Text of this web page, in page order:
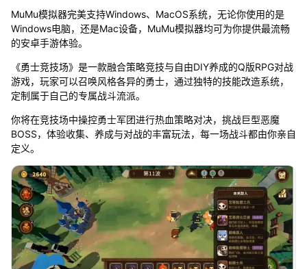
MuMu模拟器完美支持Windows、MacOS系统，无论你使用的是
Windows电脑，还是Mac设备，MuMu模拟器均可为你提供最流畅
的安卓手游体验。
《勇士竞技场》是一款融合策略竞技与自由DIY养成的Q版RPG对战
游戏，玩家可以召唤风格各异的勇士，通过独特的技能改造系统，
定制属于自己的专属战斗流派。
你将在竞技场中操控勇士军团进行热血策略对决，挑战巨型恶魔
BOSS，体验收集、养成与对战的丰富玩法，每一场战斗都由你亲自
定义。